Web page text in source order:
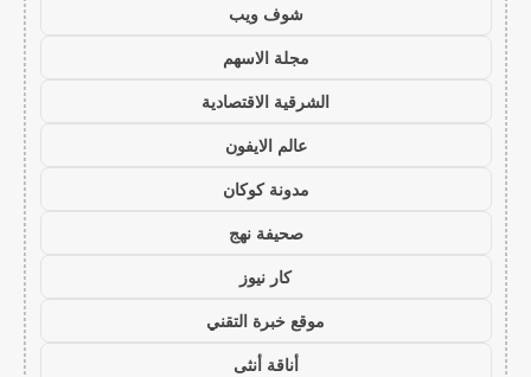
شوف ويب
مجلة الاسهم
الشرقية الاقتصادية
عالم الايفون
مدونة كوكان
صحيفة نهج
كار نيوز
موقع خبرة التقني
أناقة أنثى